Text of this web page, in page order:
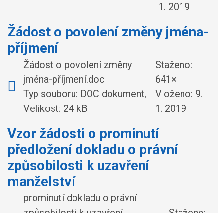
1. 2019
Žádost o povolení změny jména-
příjmení
Žádost o povolení změny
jména-příjmení.doc
Typ souboru: DOC dokument,
Velikost: 24 kB
Staženo:
641×
Vloženo: 9.
1. 2019
Vzor žádosti o prominutí
předložení dokladu o právní
způsobilosti k uzavření
manželství
prominutí dokladu o právní